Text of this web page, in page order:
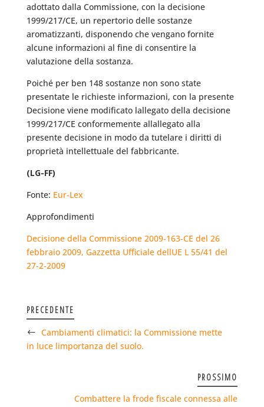
adottato dalla Commissione, con la decisione
1999/217/CE, un repertorio delle sostanze
aromatizzanti, disponendo che vengano fornite
alcune informazioni al fine di consentire la
valutazione della sostanza.
Poiché per ben 148 sostanze non sono state
presentate le richieste informazioni, con la presente
Decisione viene modificato lallegato della decisione
1999/217/CE conformemente allallegato alla
presente decisione in modo da tutelare i diritti di
proprietà intellettuale del fabbricante.
(LG-FF)
Fonte: Eur-Lex
Approfondimenti
Decisione della Commissione 2009-163-CE del 26
febbraio 2009, Gazzetta Ufficiale dellUE L 55/41 del
27-2-2009
PRECEDENTE
Cambiamenti climatici: la Commissione mette
in luce limportanza del suolo.
PROSSIMO
Combattere la frode fiscale connessa alle